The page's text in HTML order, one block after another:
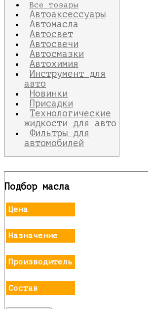
Все товары
Автоаксессуары
Автомасла
Автосвет
Автосвечи
Автосмазки
Автохимия
Инструмент для
авто
Новинки
Присадки
Технологические
жидкости для авто
Фильтры для
автомобилей
Подбор масла
Цена
Назначение
Производитель
Состав